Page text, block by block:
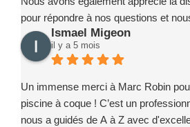
pour répondre à nos questions et
la prise en main de notre installation.
Nous recommandons sans hésitation
Robin Piscines à toute personne
projet de piscine en toute confiance.
l’équipe pour votre sérieux, votre
votre travail.
Ismael Migeon
il y a 5 mois
Un immense merci à Marc Robin
piscine à coque ! C’est un
nous a guidés de A à Z avec